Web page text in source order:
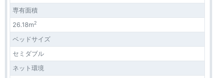
専有面積
26.18m2
ベッドサイズ
セミダブル
ネット環境